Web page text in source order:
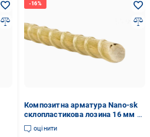
Композитна арматура Nano-sk
склопластикова лозина 16 мм 1
м (15175816)
оцінити